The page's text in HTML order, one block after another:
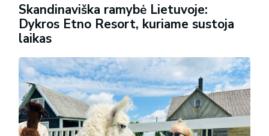
Skandinaviška ramybė Lietuvoje:
Dykros Etno Resort, kuriame sustoja
laikas